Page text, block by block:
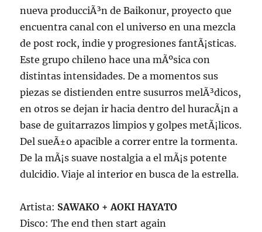
nueva producciÃ³n de Baikonur, proyecto que
encuentra canal con el universo en una mezcla
de post rock, indie y progresiones fantÃ¡sticas.
Este grupo chileno hace una mÃºsica con
distintas intensidades. De a momentos sus
piezas se distienden entre susurros melÃ³dicos,
en otros se dejan ir hacia dentro del huracÃ¡n a
base de guitarrazos limpios y golpes metÃ¡licos.
Del sueÃ±o apacible a correr entre la tormenta.
De la mÃ¡s suave nostalgia a el mÃ¡s potente
dulcidio. Viaje al interior en busca de la estrella.
Artista: SAWAKO + AOKI HAYATO
Disco: The end then start again